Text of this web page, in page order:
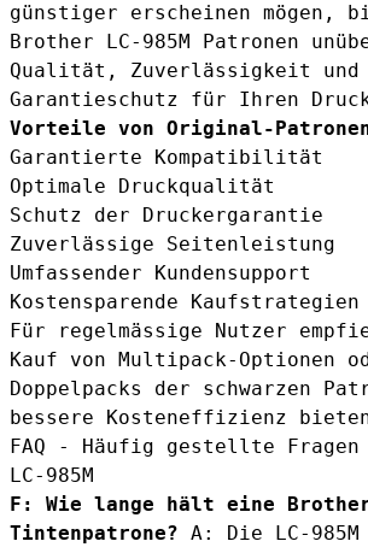
günstiger erscheinen mögen,
Brother LC-985M Patronen
Qualität, Zuverlässigkeit und
Garantieschutz für Ihren
Vorteile von Original-
Garantierte Kompatibilität
Optimale Druckqualität
Schutz der Druckergarantie
Zuverlässige Seitenleistung
Umfassender Kundensupport
Kostensparende Kaufstrategien
Für regelmässige Nutzer
Kauf von
Multipack-Optionen
Doppelpacks der schwarzen
bessere Kosteneffizienz
FAQ - Häufig gestellte
LC-985M
F: Wie lange hält eine Brother
Tintenpatrone? A: Die LC-